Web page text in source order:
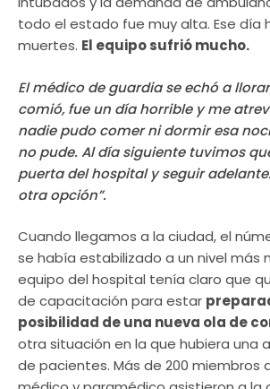
todo el estado fue muy alta. Ese día
muertes. El equipo sufrió mucho.
El médico de guardia se echó a
comió, fue un día horrible y me
nadie pudo comer ni dormir esa
no pude. Al día siguiente tuvimos
puerta del hospital y seguir
otra opción”.
Cuando llegamos a la ciudad, el
se había estabilizado a un nivel más
equipo del hospital tenía claro que
de capacitación para estar
posibilidad de una nueva ola de
otra situación en la que hubiera una
de pacientes. Más de 200 miembros